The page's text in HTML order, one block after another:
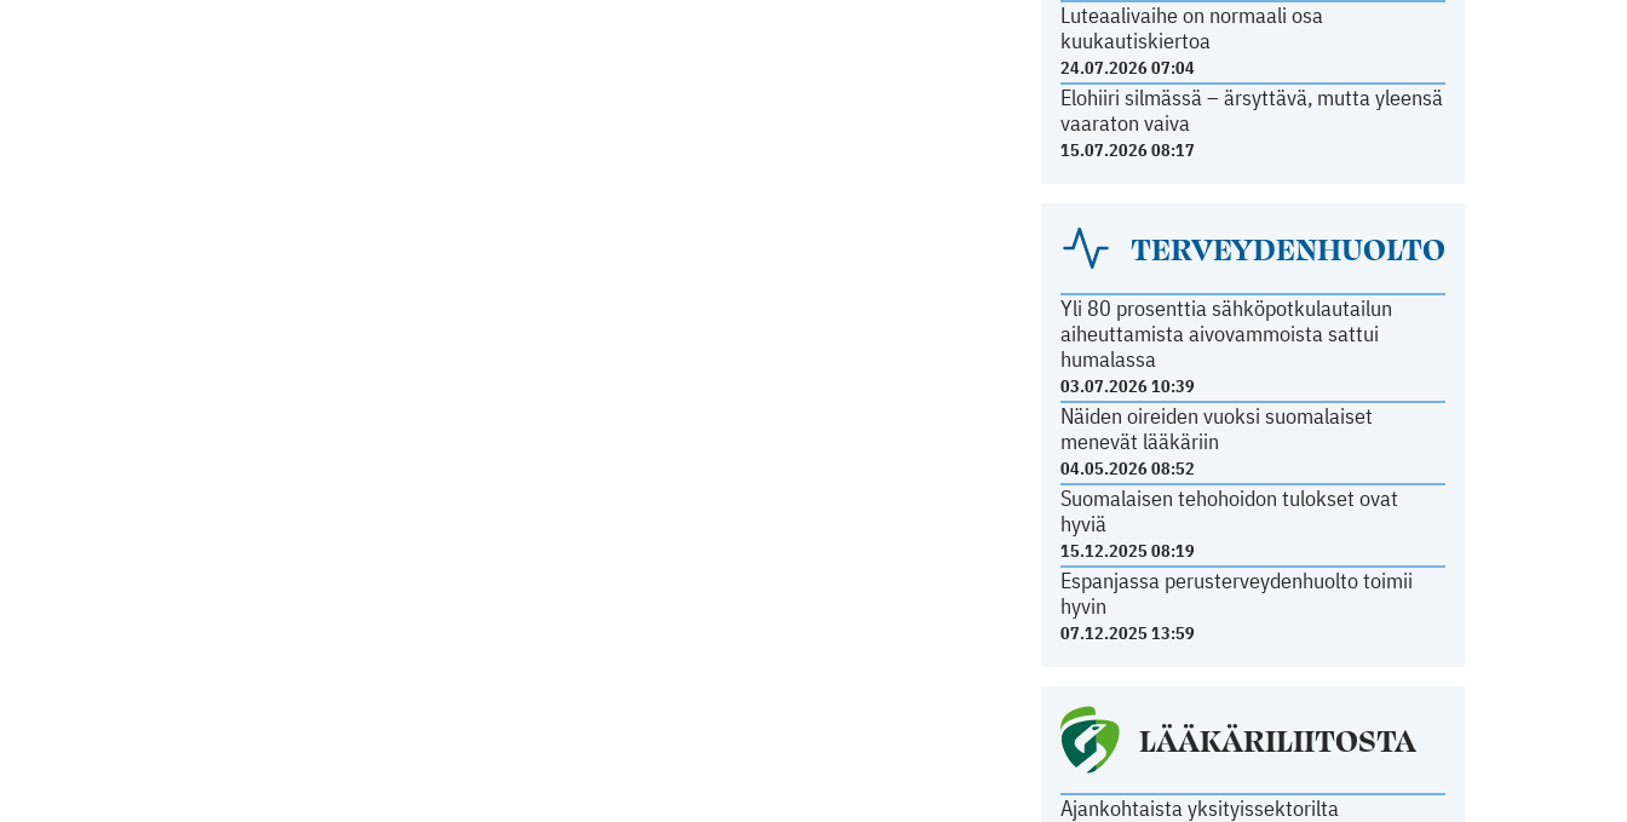
Luteaalivaihe on normaali osa
kuukautiskiertoa
24.07.2026 07:04
Elohiiri silmässä – ärsyttävä, mutta yleensä
vaaraton vaiva
15.07.2026 08:17
TERVEYDENHUOLTO
Yli 80 prosenttia sähköpotkulautailun
aiheuttamista aivovammoista sattui
humalassa
03.07.2026 10:39
Näiden oireiden vuoksi suomalaiset
menevät lääkäriin
04.05.2026 08:52
Suomalaisen tehohoidon tulokset ovat
hyviä
15.12.2025 08:19
Espanjassa perusterveydenhuolto toimii
hyvin
07.12.2025 13:59
LÄÄKÄRILIITOSTA
Ajankohtaista yksityissektorilta